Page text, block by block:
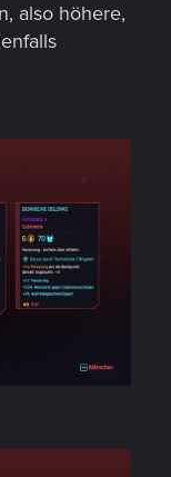
also höhere,